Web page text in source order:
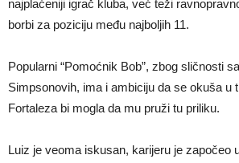
najplaćeniji igrač kluba, već teži
borbi za poziciju među najboljih 11.
Popularni “Pomoćnik Bob”, zbog sličnosti
Simpsonovih, ima i ambiciju da se okuša u
Fortaleza bi mogla da mu pruži tu priliku.
Luiz je veoma iskusan, karijeru je započeo